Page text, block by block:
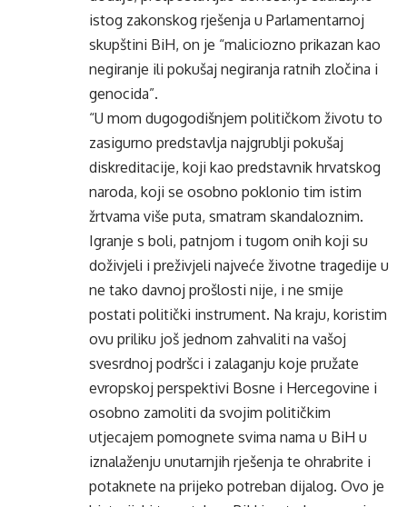
istog zakonskog rješenja u Parlamentarnoj
skupštini BiH, on je “maliciozno prikazan kao
negiranje ili pokušaj negiranja ratnih zločina i
genocida”.
“U mom dugogodišnjem političkom životu to
zasigurno predstavlja najgrublji pokušaj
diskreditacije, koji kao predstavnik hrvatskog
naroda, koji se osobno poklonio tim istim
žrtvama više puta, smatram skandaloznim.
Igranje s boli, patnjom i tugom onih koji su
doživjeli i preživjeli najveće životne tragedije u
ne tako davnoj prošlosti nije, i ne smije
postati politički instrument. Na kraju, koristim
ovu priliku još jednom zahvaliti na vašoj
svesrdnoj podršci i zalaganju koje pružate
evropskoj perspektivi Bosne i Hercegovine i
osobno zamoliti da svojim političkim
utjecajem pomognete svima nama u BiH u
iznalaženju unutarnjih rješenja te ohrabrite i
potaknete na prijeko potreban dijalog. Ovo je